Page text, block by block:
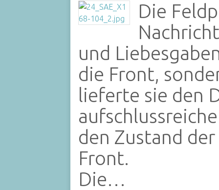
Die
und
die Front,
lieferte sie den
den Zustand
Front.
Die…